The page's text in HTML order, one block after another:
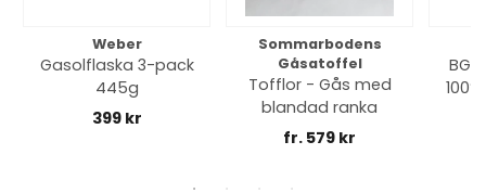
Weber
Gasolflaska 3-pack
445g
399 kr
Sommarbodens
Gåsatoffel
Tofflor - Gås med
blandad ranka
fr. 579 kr